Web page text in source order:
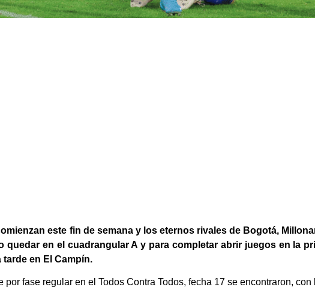
este fin de semana y los eternos rivales de Bogotá,
en el cuadrangular A y para completar abrir juegos en la
en El Campín.
fase regular en el Todos Contra Todos, fecha 17 se encontraron,